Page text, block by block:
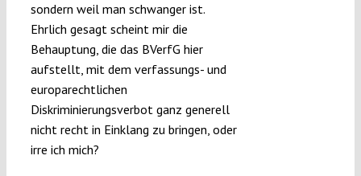
sondern weil man schwanger ist.
Ehrlich gesagt scheint mir die
Behauptung, die das BVerfG hier
aufstellt, mit dem verfassungs- und
europarechtlichen
Diskriminierungsverbot ganz generell
nicht recht in Einklang zu bringen, oder
irre ich mich?